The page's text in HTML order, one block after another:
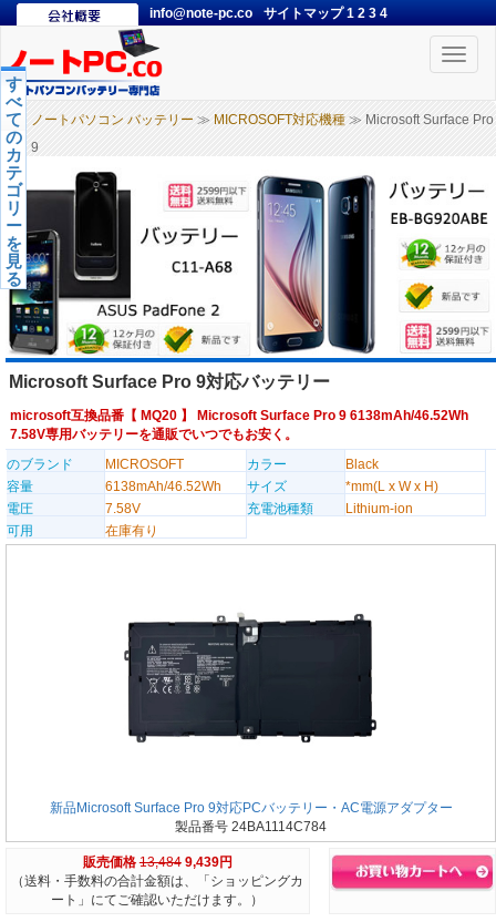
info@note-pc.co サイトマップ1 2 3 4
Toggle
ノートパソコン バッテリー ≫ MICROSOFT対応機種 ≫ Microsoft Surface Pro
9
す
べ
て
の
カ
テ
ゴ
リ
ー
を
見
る
Microsoft Surface Pro 9対応バッテリー
microsoft互換品番【 MQ20 】 Microsoft Surface Pro 9 6138mAh/46.52Wh
7.58V専用バッテリーを通販でいつでもお安く。
のブランド
MICROSOFT カラー
Black
容量
6138mAh/46.52Wh サイズ
*mm(L x W x H)
電圧
7.58V 充電池種類
Lithium-ion
可用
在庫有り
新品Microsoft Surface Pro 9対応PCバッテリー・AC電源アダプター
製品番号 24BA1114C784
販売価格 13,484 9,439円
（送料・手数料の合計金額は、「ショッピングカ
ート」にてご確認いただけます。）